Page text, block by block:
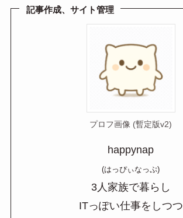
a
記事作成、サイト管理
プロフ画像 (暫定版v2)
happynap
(はっぴぃなっぷ)
3人家族で暮らし
ITっぽい仕事をしつつ